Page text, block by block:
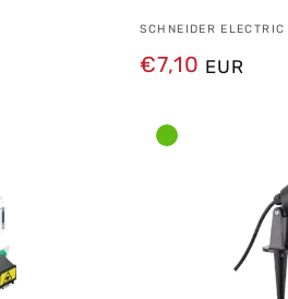
Fornecedor:
SCHNEIDER ELECTRIC
Preço
€7,10 EUR